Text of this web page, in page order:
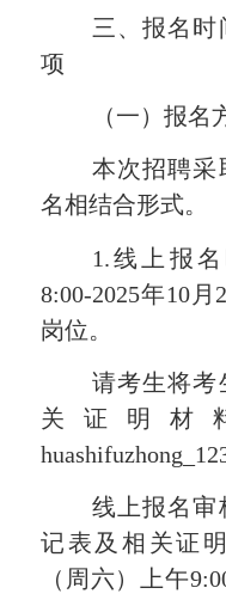
三、报名时
项
（一）报名
本次招聘采
名相结合形式。
1.线上报
8:00-2025年10月
岗位。
请考生将考
关证明材
线上报名审
记表及相关证
（ 周 六）上午9:0